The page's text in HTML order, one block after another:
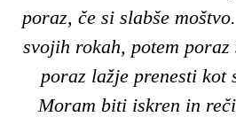
poraz, če si slabše
svojih rokah, potem
poraz lažje prenesti kot
Moram biti iskren in